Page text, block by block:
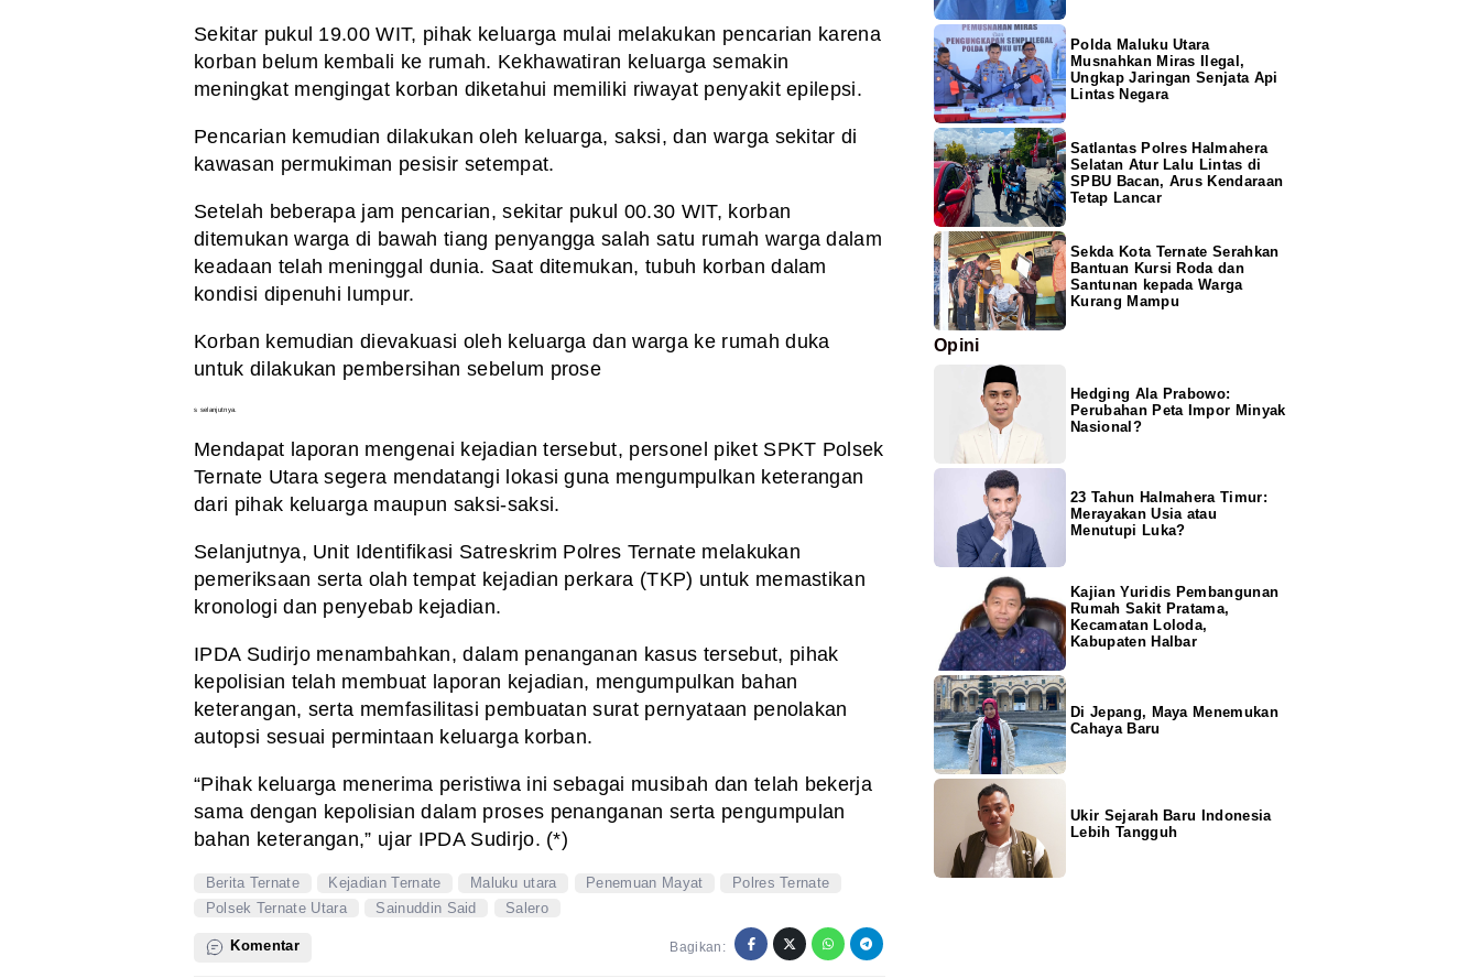
Sekitar pukul 19.00 WIT, pihak keluarga mulai melakukan pencarian karena
korban belum kembali ke rumah. Kekhawatiran keluarga semakin
meningkat mengingat korban diketahui memiliki riwayat penyakit epilepsi.
Pencarian kemudian dilakukan oleh keluarga, saksi, dan warga sekitar di
kawasan permukiman pesisir setempat.
Setelah beberapa jam pencarian, sekitar pukul 00.30 WIT, korban
ditemukan warga di bawah tiang penyangga salah satu rumah warga dalam
keadaan telah meninggal dunia. Saat ditemukan, tubuh korban dalam
kondisi dipenuhi lumpur.
Korban kemudian dievakuasi oleh keluarga dan warga ke rumah duka
untuk dilakukan pembersihan sebelum prose
s selanjutnya.
Mendapat laporan mengenai kejadian tersebut, personel piket SPKT Polsek
Ternate Utara segera mendatangi lokasi guna mengumpulkan keterangan
dari pihak keluarga maupun saksi-saksi.
Selanjutnya, Unit Identifikasi Satreskrim Polres Ternate melakukan
pemeriksaan serta olah tempat kejadian perkara (TKP) untuk memastikan
kronologi dan penyebab kejadian.
IPDA Sudirjo menambahkan, dalam penanganan kasus tersebut, pihak
kepolisian telah membuat laporan kejadian, mengumpulkan bahan
keterangan, serta memfasilitasi pembuatan surat pernyataan penolakan
autopsi sesuai permintaan keluarga korban.
“Pihak keluarga menerima peristiwa ini sebagai musibah dan telah bekerja
sama dengan kepolisian dalam proses penanganan serta pengumpulan
bahan keterangan,” ujar IPDA Sudirjo. (*)
Berita Ternate Kejadian Ternate Maluku utara Penemuan Mayat
Polres Ternate
Polsek Ternate Utara
Sainuddin Said Salero
Komentar Bagikan:
Polda Maluku Utara
Musnahkan Miras Ilegal,
Ungkap Jaringan Senjata Api
Lintas Negara
Satlantas Polres Halmahera
Selatan Atur Lalu Lintas di
SPBU Bacan, Arus Kendaraan
Tetap Lancar
Sekda Kota Ternate Serahkan
Bantuan Kursi Roda dan
Santunan kepada Warga
Kurang Mampu
Opini
Hedging Ala Prabowo:
Perubahan Peta Impor Minyak
Nasional?
23 Tahun Halmahera Timur:
Merayakan Usia atau
Menutupi Luka?
Kajian Yuridis Pembangunan
Rumah Sakit Pratama,
Kecamatan Loloda,
Kabupaten Halbar
Di Jepang, Maya Menemukan
Cahaya Baru
Ukir Sejarah Baru Indonesia
Lebih Tangguh